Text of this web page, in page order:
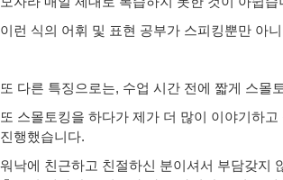
이런 식의 어휘 및 표현 공부가 스피킹뿐만 아
또 다른 특징으로는, 수업 시간 전에 짧게 스몰
또 스몰토킹을 하다가 제가 더 많이 이야기하
진행했습니다.
워낙에 친근하고 친절하신 분이셔서 부담갖지